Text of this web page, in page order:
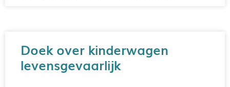
Doek over kinderwagen
levensgevaarlijk